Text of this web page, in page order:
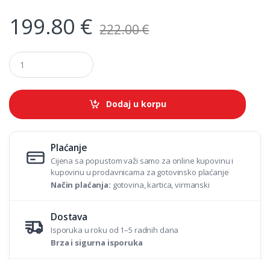
199.80 € 222.00€
Q
u
a
t
i
Dodaj u korpu
Plaćanje
Cijena sa popustom važi samo za online kupovinu i
kupovinu u prodavnicama za gotovinsko plaćanje
Način plaćanja: gotovina, kartica, virmanski
Dostava
Isporuka u roku od 1–5 radnih dana
Brza i sigurna isporuka